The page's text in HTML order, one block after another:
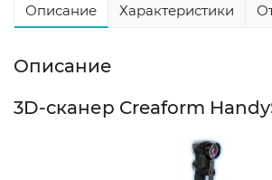
Описание Характеристики
Описание
3D-сканер Creaform